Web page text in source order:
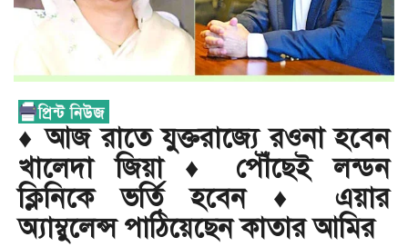
♦ আজ রাতে যুক্তরাজ্যে রওনা হবেন
খালেদা জিয়া ♦ পৌঁছেই লন্ডন
ক্লিনিকে ভর্তি হবেন ♦ এয়ার
অ্যাম্বুলেন্স পাঠিয়েছেন কাতার আমির